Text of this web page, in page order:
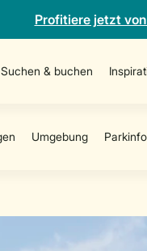
Profitiere jetzt
Suchen & buchen